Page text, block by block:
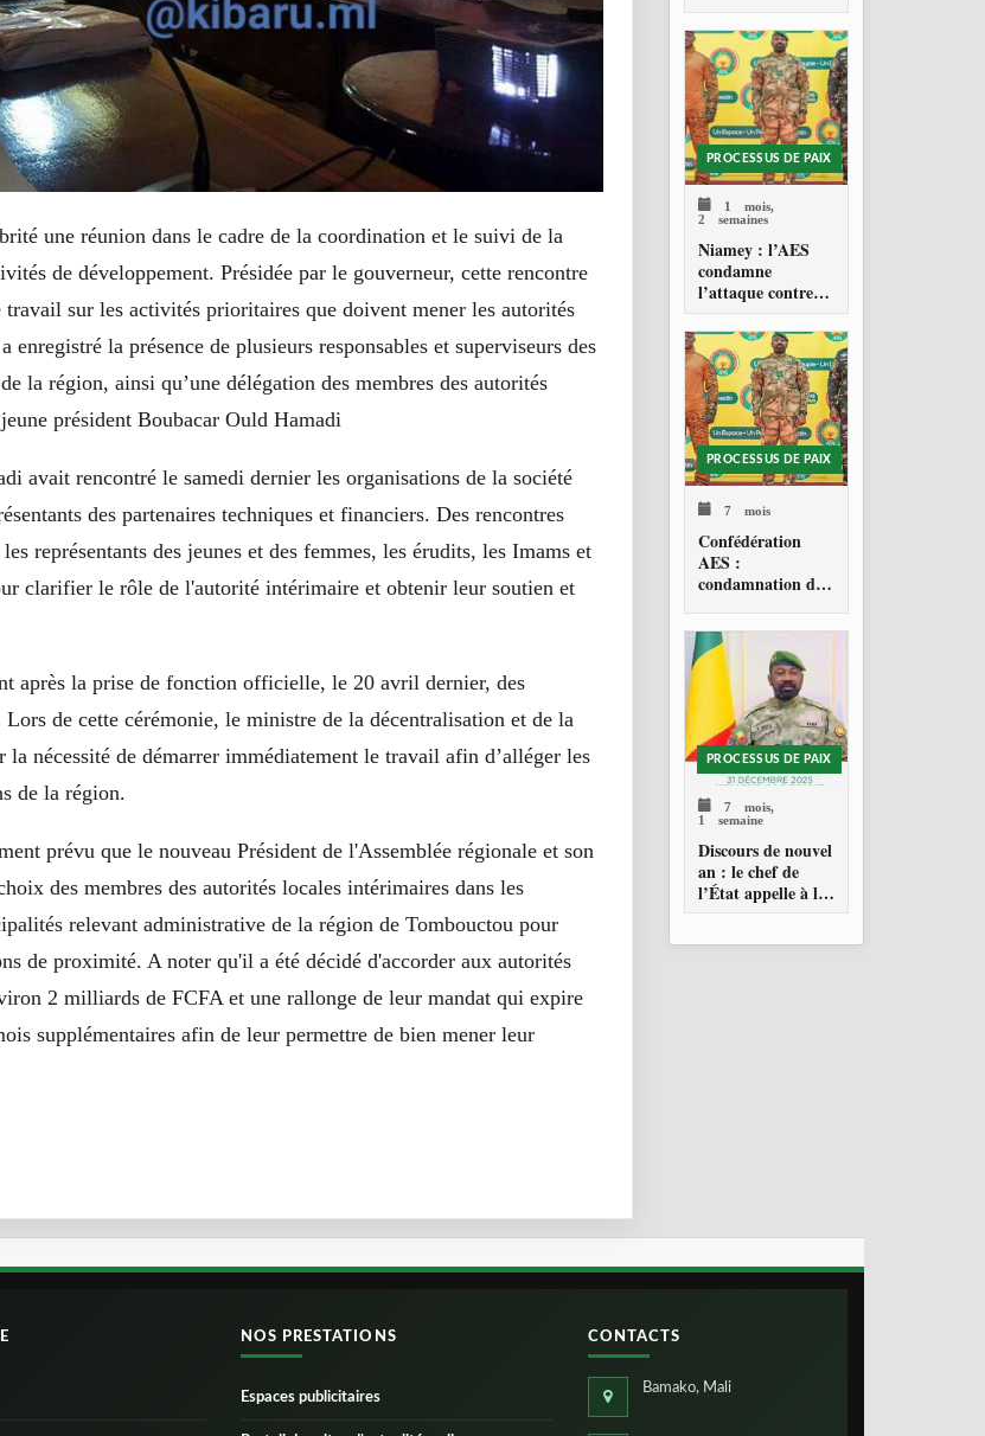
une réunion dans le cadre de la coordination et le suivi de la
de développement. Présidée par le gouverneur, cette rencontre
sur les activités prioritaires que doivent mener les autorités
enregistré la présence de plusieurs responsables et superviseurs des
la région, ainsi qu’une délégation des membres des autorités
président Boubacar Ould Hamadi
avait rencontré le samedi dernier les organisations de la société
des partenaires techniques et financiers. Des rencontres
représentants des jeunes et des femmes, les érudits, les Imams et
clarifier le rôle de l'autorité intérimaire et obtenir leur soutien et
après la prise de fonction officielle, le 20 avril dernier, des
de cette cérémonie, le ministre de la décentralisation et de la
nécessité de démarrer immédiatement le travail afin d’alléger les
de la région.
prévu que le nouveau Président de l'Assemblée régionale et son
des membres des autorités locales intérimaires dans les
relevant administrative de la région de Tombouctou pour
de proximité. A noter qu'il a été décidé d'accorder aux autorités
2 milliards de FCFA et une rallonge de leur mandat qui expire
supplémentaires afin de leur permettre de bien mener leur
espaces aériens
PROCESSUS DE PAIX
1 mois,
2 semaines
Niamey : l’AES
condamne
l’attaque contre
l’aéroport Diori
Hamani
PROCESSUS DE PAIX
7 mois
Confédération
AES :
condamnation de
américaine au
Venezuela
PROCESSUS DE PAIX
7 mois,
1 semaine
Discours de nouvel
an : le chef de
l’État appelle à la
consolidation en
NOS PRESTATIONS
Espaces publicitaires
CONTACTS
Bamako, Mali